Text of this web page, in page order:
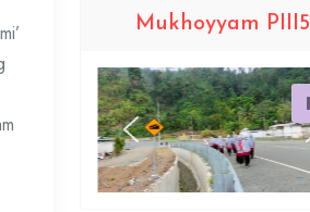
Mukhoyyam PIII5